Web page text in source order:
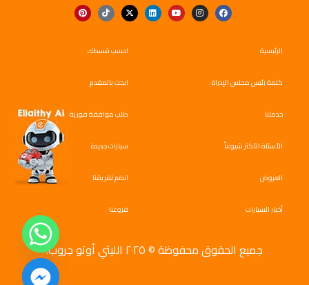
الرئيسية
كلمة رئيس مجلس الإدراة
خدمتنا
الأسئلة الأكثر شيوعاً
العروض
أخبار السيارات
احسب قسطك
ابحث بالمقدم
طلب موافقة فورية
سيارات جديدة
انضم لفريقنا
فروعنا
جميع الحقوق محفوظة © ٢٠٢٥ الليثي أوتو جروب.